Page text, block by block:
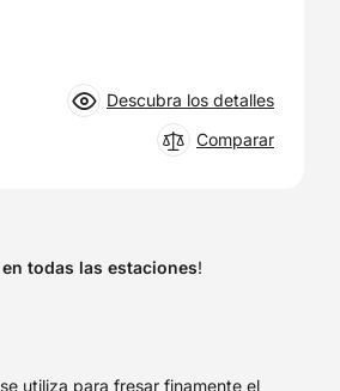
Descubra los detalles
Comparar
en todas las estaciones!
se utiliza para fresar finamente el